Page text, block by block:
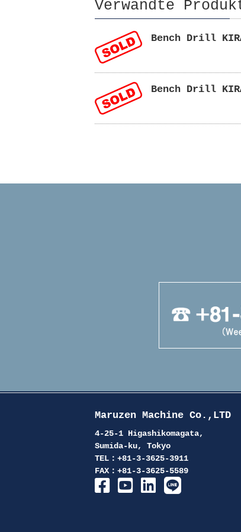
Verwandte
Bench Drill
Bench Drill
Maruzen Machine Co.,LTD
4-25-1 Higashikomagata,
Sumida-ku, Tokyo
TEL：+81-3-3625-3911
FAX：+81-3-3625-5589